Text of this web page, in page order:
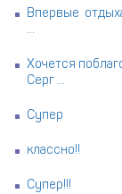
Впервые
...
Хочется
Серг ...
Супер
классно!!
Супер!!!